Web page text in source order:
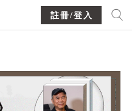
註冊/登入